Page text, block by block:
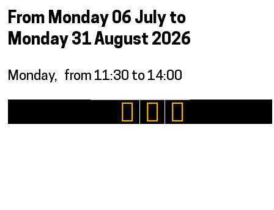
From Monday 06 July to
Monday 31 August 2026
Monday from 11:30 to 14:00